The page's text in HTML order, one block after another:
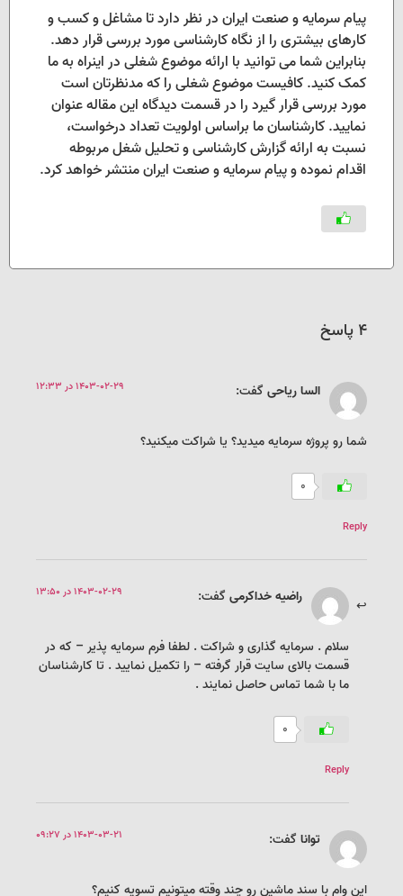
پیام سرمایه و صنعت ایران در نظر دارد تا مشاغل و کسب و
کارهای بیشتری را از نگاه کارشناسی مورد بررسی قرار دهد.
بنابراین شما می توانید با ارائه موضوع شغلی در اینراه به ما
کمک کنید. کافیست موضوع شغلی را که مدنظرتان است
مورد بررسی قرار گیرد را در قسمت دیدگاه این مقاله عنوان
نمایید. کارشناسان ما براساس اولویت تعداد درخواست،
نسبت به ارائه گزارش کارشناسی و تحلیل شغل مربوطه
اقدام نموده و پیام سرمایه و صنعت ایران منتشر خواهد کرد.
4 پاسخ
السا ریاحی گفت: 1403-02-29 در 12:33
شما رو پروژه سرمایه میدید؟ یا شراکت میکنید؟
0
Reply
راضیه خداکرمی گفت: 1403-02-29 در 13:50
سلام . سرمایه گذاری و شراکت . لطفا فرم سرمایه پذیر – که در
قسمت بالای سایت قرار گرفته – را تکمیل نمایید . تا کارشناسان
ما با شما تماس حاصل نمایند .
0
Reply
توانا گفت: 1403-03-21 در 09:27
این وام با سند ماشین رو چند وقته میتونیم تسویه کنیم؟